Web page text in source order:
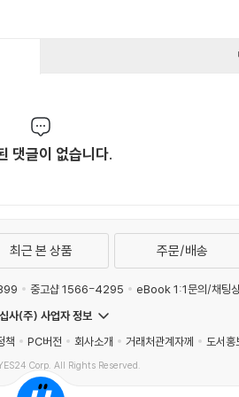
댓글이 없습니다.
최근 본 상품 주문/배송
중고샵 1566-4295
eBook 1:1문의/채팅
사(주) 사업자 정보
책 PC버전 회사소개 거래처관계자께 도서홍
Corp. All Rights Reserved.